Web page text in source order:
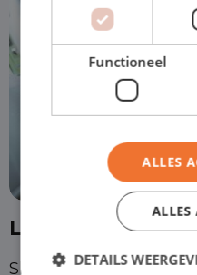
Laagste prijs
Shortleaseland biedt
Functioneel
ALLES
ALLES
DETAILS